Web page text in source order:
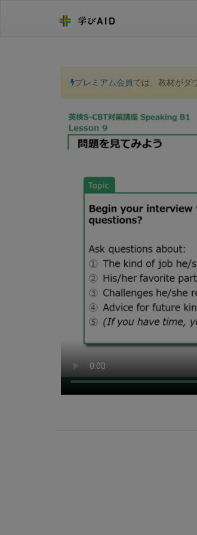
プレミアム会員では、教材がダ